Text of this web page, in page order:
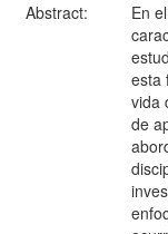
Abstract:
En
esta
vida
de